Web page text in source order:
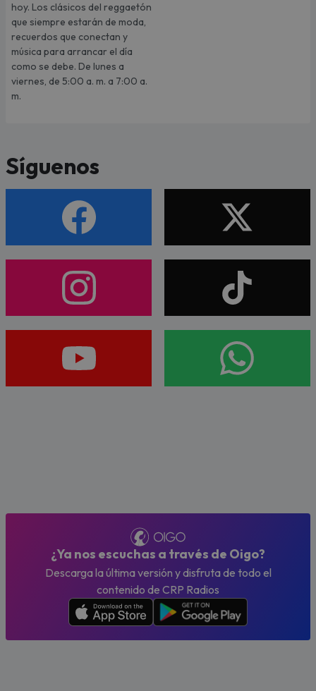
hoy. Los clásicos del reggaetón
que siempre estarán de moda,
recuerdos que conectan y
música para arrancar el día
como se debe. De lunes a
viernes, de 5:00 a. m. a 7:00 a.
m.
Síguenos
¿Ya nos escuchas a través de Oigo?
Descarga la última versión y disfruta de todo el
contenido de CRP Radios